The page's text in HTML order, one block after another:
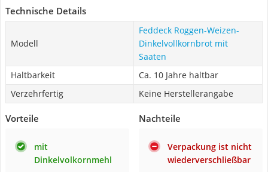
Technische Details
Modell
Feddeck Roggen-Weizen-
Dinkelvollkornbrot mit
Saaten
Haltbarkeit
Ca. 10 Jahre haltbar
Verzehrfertig
Keine Herstellerangabe
Vorteile
mit
Dinkelvolkornmehl
Nachteile
Verpackung ist nicht
wiederverschließbar